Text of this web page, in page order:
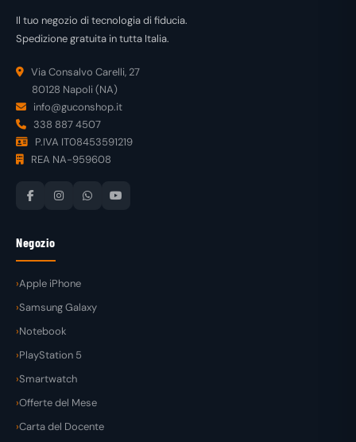
Il tuo negozio di tecnologia di fiducia.
Spedizione gratuita in tutta Italia.
Via Consalvo Carelli, 27
80128 Napoli (NA)
info@guconshop.it
338 887 4507
P.IVA IT08453591219
REA NA-959608
Negozio
Apple iPhone
Samsung Galaxy
Notebook
PlayStation 5
Smartwatch
Offerte del Mese
Carta del Docente